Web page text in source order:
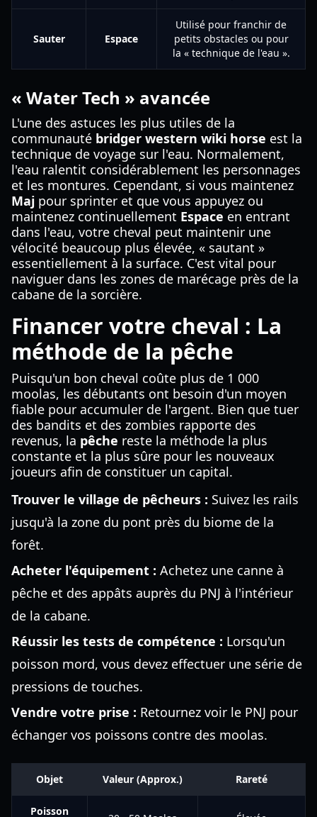
Sauter Espace
Utilisé pour franchir de
petits obstacles ou pour
la « technique de l'eau ».
« Water Tech » avancée
L'une des astuces les plus utiles de la
communauté bridger western wiki horse est la
technique de voyage sur l'eau. Normalement,
l'eau ralentit considérablement les personnages
et les montures. Cependant, si vous maintenez
Maj pour sprinter et que vous appuyez ou
maintenez continuellement Espace en entrant
dans l'eau, votre cheval peut maintenir une
vélocité beaucoup plus élevée, « sautant »
essentiellement à la surface. C'est vital pour
naviguer dans les zones de marécage près de la
cabane de la sorcière.
Financer votre cheval : La
méthode de la pêche
Puisqu'un bon cheval coûte plus de 1 000
moolas, les débutants ont besoin d'un moyen
fiable pour accumuler de l'argent. Bien que tuer
des bandits et des zombies rapporte des
revenus, la pêche reste la méthode la plus
constante et la plus sûre pour les nouveaux
joueurs afin de constituer un capital.
Trouver le village de pêcheurs : Suivez les rails
jusqu'à la zone du pont près du biome de la
forêt.
Acheter l'équipement : Achetez une canne à
pêche et des appâts auprès du PNJ à l'intérieur
de la cabane.
Réussir les tests de compétence : Lorsqu'un
poisson mord, vous devez effectuer une série de
pressions de touches.
Vendre votre prise : Retournez voir le PNJ pour
échanger vos poissons contre des moolas.
Objet Valeur (Approx.) Rareté
Poisson